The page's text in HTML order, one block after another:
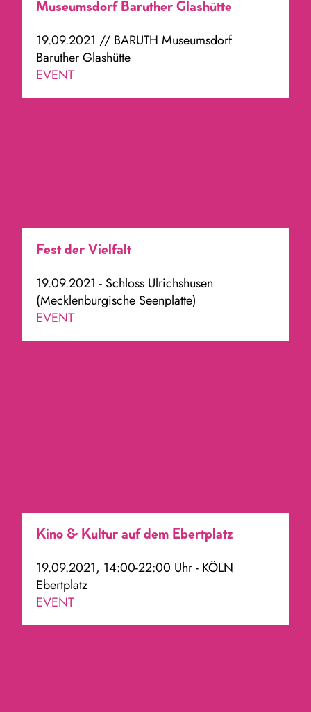
Museumsdorf Baruther Glashütte
19.09.2021 // BARUTH Museumsdorf
Baruther Glashütte
EVENT
Fest der Vielfalt
19.09.2021 - Schloss Ulrichshusen
(Mecklenburgische Seenplatte)
EVENT
Kino & Kultur auf dem Ebertplatz
19.09.2021, 14:00-22:00 Uhr - KÖLN
Ebertplatz
EVENT